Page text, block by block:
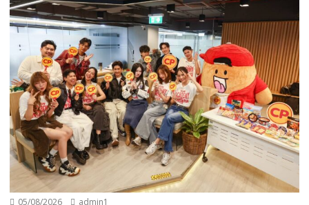
05/08/2026 admin1